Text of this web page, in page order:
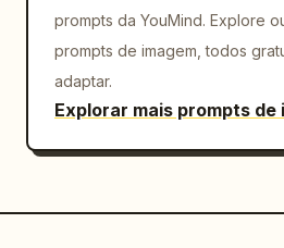
prompts da YouMind. Explore
prompts de imagem, todos
adaptar.
Explorar mais prompts de